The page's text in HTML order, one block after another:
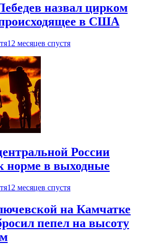
назвал цирком
в США
12 месяцев спустя
России
норме в выходные
12 месяцев спустя
на Камчатке
пепел на высоту